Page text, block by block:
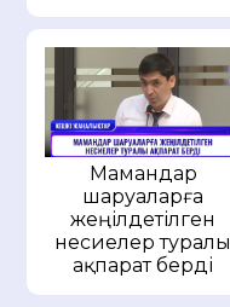
Мамандар
шаруаларға
жеңілдетілген
несиелер туралы
ақпарат берді